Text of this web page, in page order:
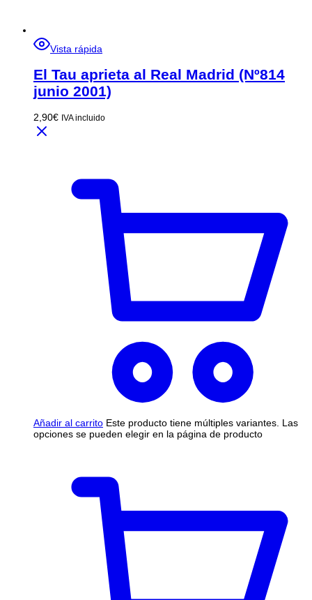
Vista rápida
El Tau aprieta al Real Madrid (Nº814
junio 2001)
2,90€ IVA incluido
Añadir al carrito Este producto tiene múltiples variantes. Las
opciones se pueden elegir en la página de producto